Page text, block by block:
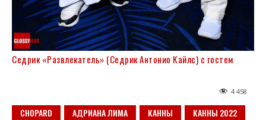
Седрик «Развлекатель» (Седрик Антонио Кайлс) с гостем
4 458
CHOPARD АДРИАНА ЛИМА КАННЫ
КАННЫ 2022